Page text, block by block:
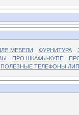
МЕБЕЛИ ФУРНИТУРА
ПРО ШКАФЫ-КУПЕ
ПОЛЕЗНЫЕ ТЕЛЕФОНЫ